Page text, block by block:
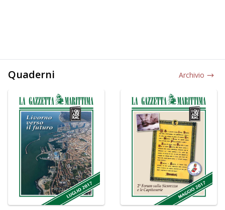
Quaderni Archivio